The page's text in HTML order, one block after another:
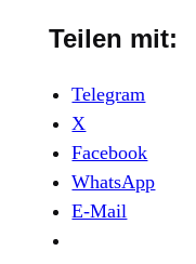
Teilen mit:
Telegram
X
Facebook
WhatsApp
E-Mail